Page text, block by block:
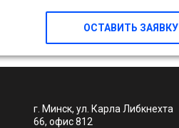
ОСТАВИТЬ ЗАЯВКУ
г. Минск, ул. Карла Либкнехта
66, офис 812